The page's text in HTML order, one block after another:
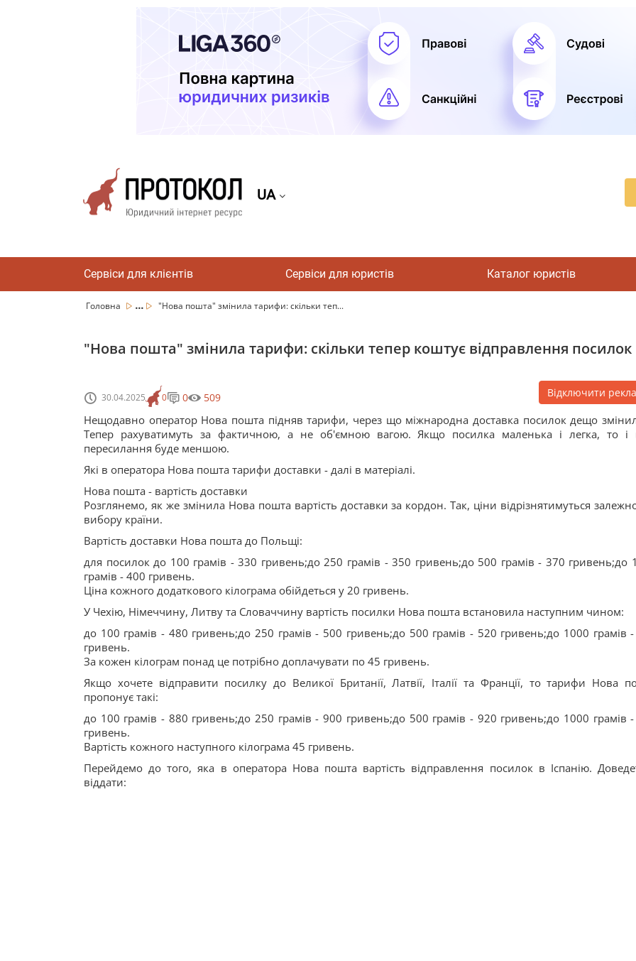
UA
Сервіси для клієнтів Сервіси для юристів Каталог юристів
Головна ... "Нова пошта" змінила тарифи: скільки теп...
"Нова пошта" змінила тарифи: скільки тепер коштує відправлення посилок
30.04.2025 0 0 509 Відключити
Нещодавно оператор Нова пошта підняв тарифи, через що міжнародна доставка посилок дещо
Тепер рахуватимуть за фактичною, а не об'ємною вагою. Якщо посилка маленька і легка, то і
пересилання буде меншою.
Які в оператора Нова пошта тарифи доставки - далі в матеріалі.
Нова пошта - вартість доставки
Розглянемо, як же змінила Нова пошта вартість доставки за кордон. Так, ціни відрізнятимуться
вибору країни.
Вартість доставки Нова пошта до Польщі:
для посилок до 100 грамів - 330 гривень;до 250 грамів - 350 гривень;до 500 грамів - 370 гривень;до
грамів - 400 гривень.
Ціна кожного додаткового кілограма обійдеться у 20 гривень.
У Чехію, Німеччину, Литву та Словаччину вартість посилки Нова пошта встановила наступним чином:
до 100 грамів - 480 гривень;до 250 грамів - 500 гривень;до 500 грамів - 520 гривень;до 1000 грамів
гривень.
За кожен кілограм понад це потрібно доплачувати по 45 гривень.
Якщо хочете відправити посилку до Великої Британії, Латвії, Італії та Франції, то тарифи Нова
пропонує такі:
до 100 грамів - 880 гривень;до 250 грамів - 900 гривень;до 500 грамів - 920 гривень;до 1000 грамів
гривень.
Вартість кожного наступного кілограма 45 гривень.
Перейдемо до того, яка в оператора Нова пошта вартість відправлення посилок в Іспанію.
віддати: